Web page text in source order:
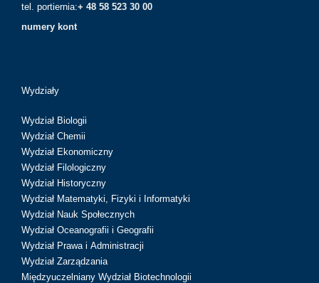
tel. portiernia:+ 48 58 523 30 00
numery kont
Wydziały
Wydział Biologii
Wydział Chemii
Wydział Ekonomiczny
Wydział Filologiczny
Wydział Historyczny
Wydział Matematyki, Fizyki i Informatyki
Wydział Nauk Społecznych
Wydział Oceanografii i Geografii
Wydział Prawa i Administracji
Wydział Zarządzania
Międzyuczelniany Wydział Biotechnologii